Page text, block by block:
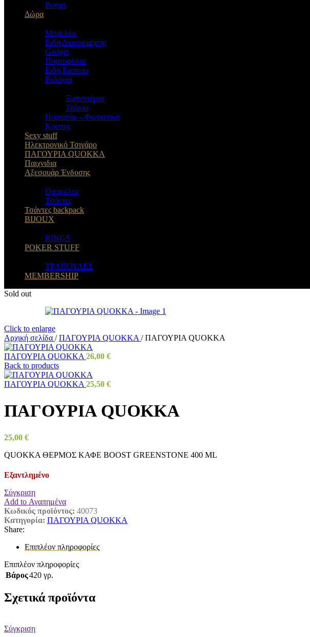
Bongs
Δώρα
Μπρελόκ
Eιδη Διακοσμησης
Gadget
Πορτοφόλια
Ειδη Καπνου
Ρολόγια
Ξυπνητήρια
Τοίχου
Πορτατίφ – Φωτιστικά
Κουπες
Sexy stuff
Ηλεκτρονικό Τσιγάρο
ΠΑΓΟΥΡΙΑ QUOKKA
Παιχνιδια
Αξεσουάρ Ένδυσης
Oμπρελες
Τσάντες
Τσάντες backpack
BIJOUX
RINGS
POKER STUFF
ΤΡΑΠΟΥΛΕΣ
MEMBERSHIP
Sold out
Click to enlarge
Αρχική σελίδα / ΠΑΓΟΥΡΙΑ QUOKKA / ΠΑΓΟΥΡΙΑ QUOKKA
ΠΑΓΟΥΡΙΑ QUOKKA 26,00 €
Back to products
ΠΑΓΟΥΡΙΑ QUOKKA 25,50 €
ΠΑΓΟΥΡΙΑ QUOKKA
25,00 €
QUOKKA ΘΕΡΜΟΣ ΚΑΦΕ BOOST GREENSTONE 400 ML
Εξαντλημένο
Σύγκριση
Add to Αγαπημένα
Κωδικός προϊόντος: 40073
Κατηγορία: ΠΑΓΟΥΡΙΑ QUOKKA
Share:
Επιπλέον πληροφορίες
Επιπλέον πληροφορίες
Βάρος420 γρ.
Σχετικά προϊόντα
Σύγκριση